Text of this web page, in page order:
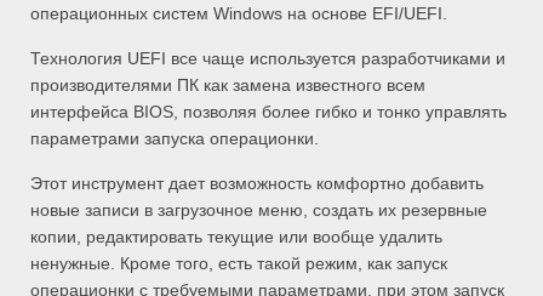
операционных систем Windows на основе EFI/UEFI.
Технология UEFI все чаще используется разработчиками и
производителями ПК как замена известного всем
интерфейса BIOS, позволяя более гибко и тонко управлять
параметрами запуска операционки.
Этот инструмент дает возможность комфортно добавить
новые записи в загрузочное меню, создать их резервные
копии, редактировать текущие или вообще удалить
ненужные. Кроме того, есть такой режим, как запуск
операционки с требуемыми параметрами, при этом запуск